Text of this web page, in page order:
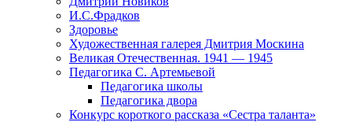
И.С.Фрадков
Здоровье
Художественная галерея Дмитрия Москина
Великая Отечественная. 1941 — 1945
Педагогика С. Артемьевой
Педагогика школы
Педагогика двора
Конкурс короткого рассказа «Сестра таланта»